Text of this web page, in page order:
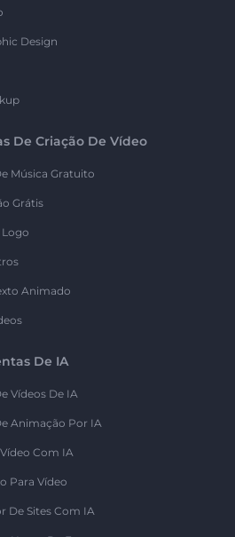
Design
De Criação De Vídeo
Música Gratuito
Grátis
Animado
De IA
Vídeos De IA
Animação Por IA
Com IA
Para Vídeo
De Sites Com IA